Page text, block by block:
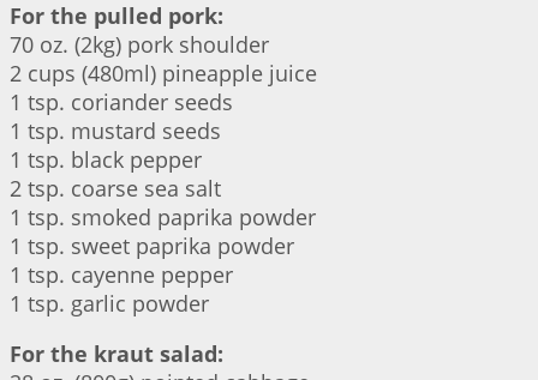
For the pulled pork:
70 oz. (2kg) pork shoulder
2 cups (480ml) pineapple juice
1 tsp. coriander seeds
1 tsp. mustard seeds
1 tsp. black pepper
2 tsp. coarse sea salt
1 tsp. smoked paprika powder
1 tsp. sweet paprika powder
1 tsp. cayenne pepper
1 tsp. garlic powder
For the kraut salad: